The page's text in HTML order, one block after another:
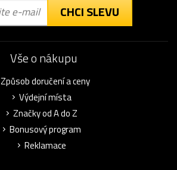
CHCI SLEVU
Vše o nákupu
Způsob doručení a ceny
Výdejní místa
Značky od A do Z
Bonusový program
Reklamace